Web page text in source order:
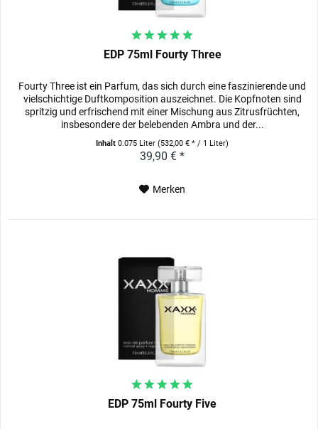
EDP 75ml Fourty Three
Fourty Three ist ein Parfum, das sich durch eine faszinierende und
vielschichtige Duftkomposition auszeichnet. Die Kopfnoten sind
spritzig und erfrischend mit einer Mischung aus Zitrusfrüchten,
insbesondere der belebenden Ambra und der...
Inhalt0.075 Liter(532,00 € * / 1 Liter)
39,90 € *
Merken
EDP 75ml Fourty Five